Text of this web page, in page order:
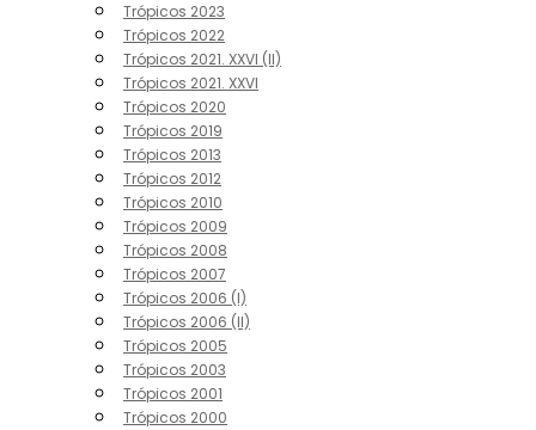
Trópicos 2023
Trópicos 2022
Trópicos 2021. XXVI (II)
Trópicos 2021. XXVI
Trópicos 2020
Trópicos 2019
Trópicos 2013
Trópicos 2012
Trópicos 2010
Trópicos 2009
Trópicos 2008
Trópicos 2007
Trópicos 2006 (I)
Trópicos 2006 (II)
Trópicos 2005
Trópicos 2003
Trópicos 2001
Trópicos 2000